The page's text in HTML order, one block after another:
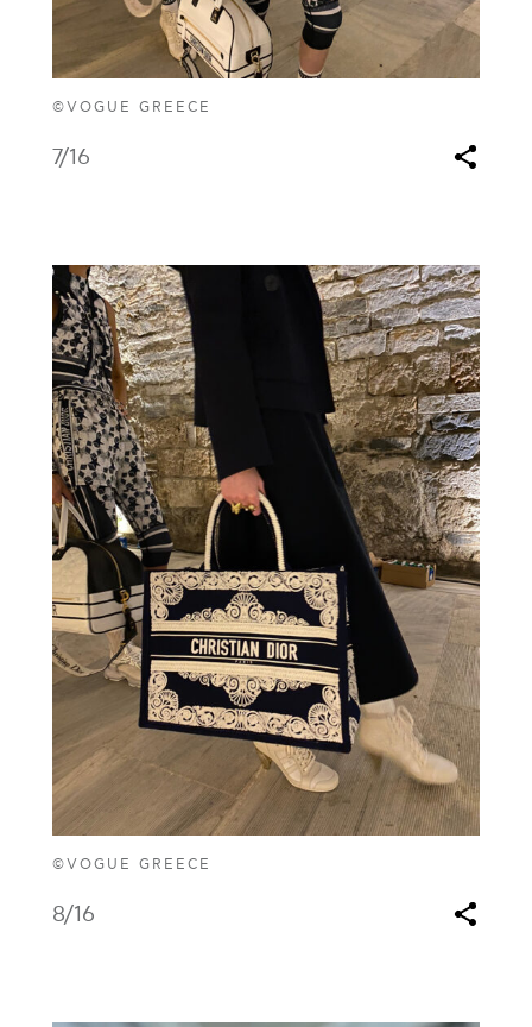
©VOGUE GREECE
7/16
©VOGUE GREECE
8/16